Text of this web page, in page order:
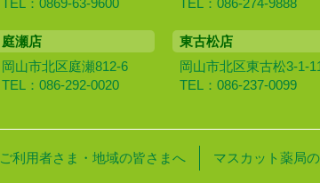
TEL：0869-63-9600
TEL：086-274-9888
庭瀬店
岡山市北区庭瀬812-6
TEL：086-292-0020
東古松店
岡山市北区東古松3-1-
TEL：086-237-0099
ご利用者さま・地域の皆さまへ マスカット薬局